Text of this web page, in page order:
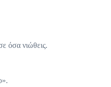
όσα νιώθεις.